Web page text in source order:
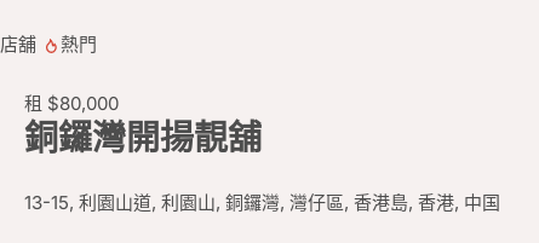
店舖 熱門
租 $80,000
銅鑼灣開揚靚舖
13-15, 利園山道, 利園山, 銅鑼灣, 灣仔區, 香港島, 香港, 中国